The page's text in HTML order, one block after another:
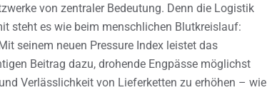
von zentraler Bedeutung. Denn die Logistik
steht es wie beim menschlichen Blutkreislauf:
seinem neuen Pressure Index leistet das
Beitrag dazu, drohende Engpässe möglichst
Verlässlichkeit von Lieferketten zu erhöhen – wie